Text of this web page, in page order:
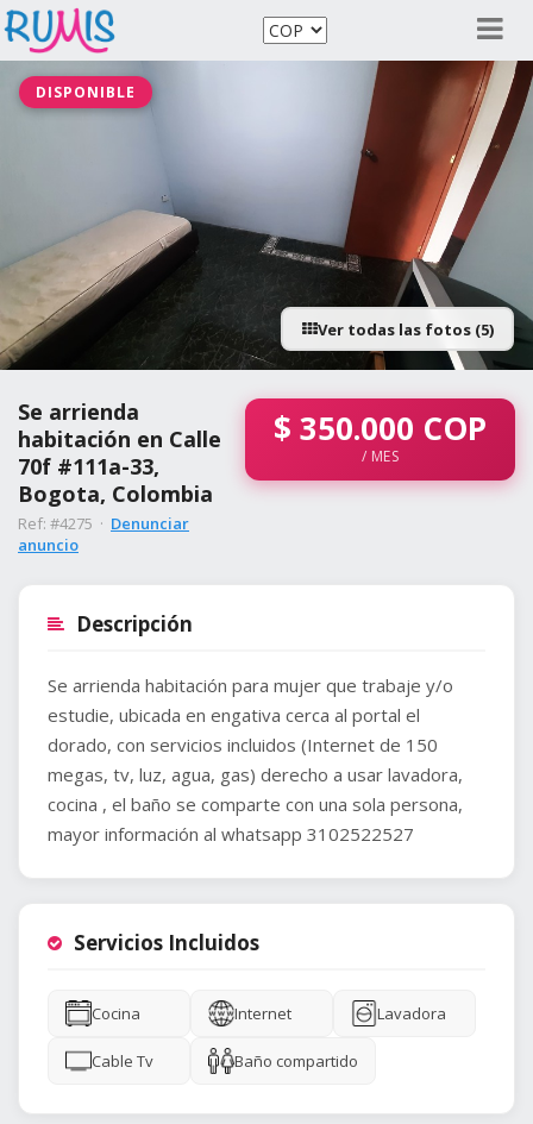
DISPONIBLE
Ver todas las fotos (5)
Se arrienda
habitación en Calle
70f #111a-33,
Bogota, Colombia
Ref: #4275 · Denunciar
anuncio
$ 350.000 COP
/ MES
Descripción
Se arrienda habitación para mujer que trabaje y/o
estudie, ubicada en engativa cerca al portal el
dorado, con servicios incluidos (Internet de 150
megas, tv, luz, agua, gas) derecho a usar lavadora,
cocina , el baño se comparte con una sola persona,
mayor información al whatsapp 3102522527
Servicios Incluidos
Cocina Internet Lavadora
Cable Tv Baño compartido